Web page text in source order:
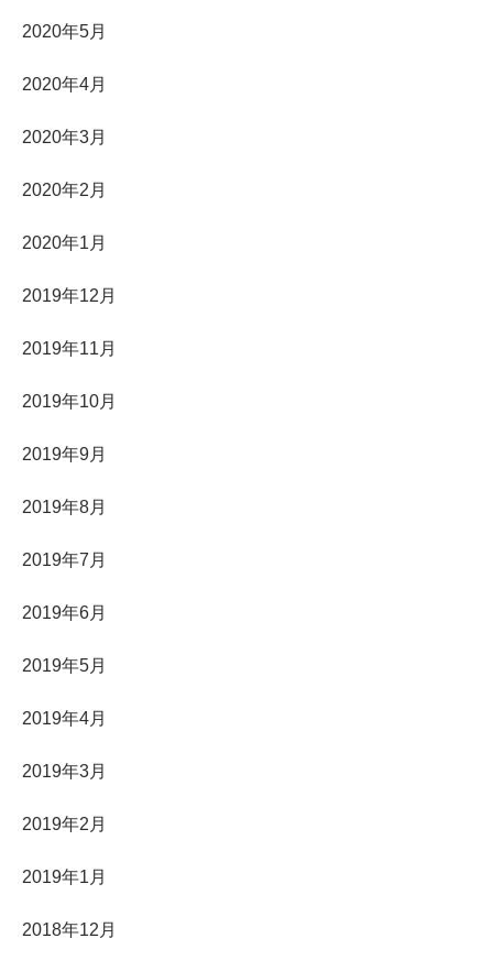
2020年5月
2020年4月
2020年3月
2020年2月
2020年1月
2019年12月
2019年11月
2019年10月
2019年9月
2019年8月
2019年7月
2019年6月
2019年5月
2019年4月
2019年3月
2019年2月
2019年1月
2018年12月